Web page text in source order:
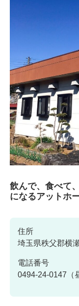
飲んで、食べて
になるアットホ
住所
埼玉県秩父郡横
電話番号
0494-24-0147（